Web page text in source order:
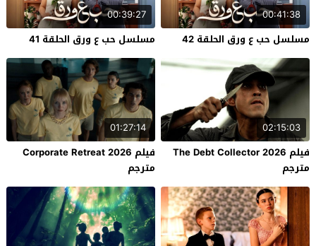
00:41:38
مسلسل حب ع ورق الحلقة 42
00:39:27
مسلسل حب ع ورق الحلقة 41
02:15:03
فيلم The Debt Collector 2026
مترجم
01:27:14
فيلم Corporate Retreat 2026
مترجم